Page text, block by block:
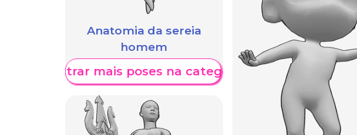
Anatomia da sereia
homem
Mostrar mais poses na categoria